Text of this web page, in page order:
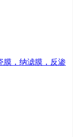
膜，纳滤膜，反渗